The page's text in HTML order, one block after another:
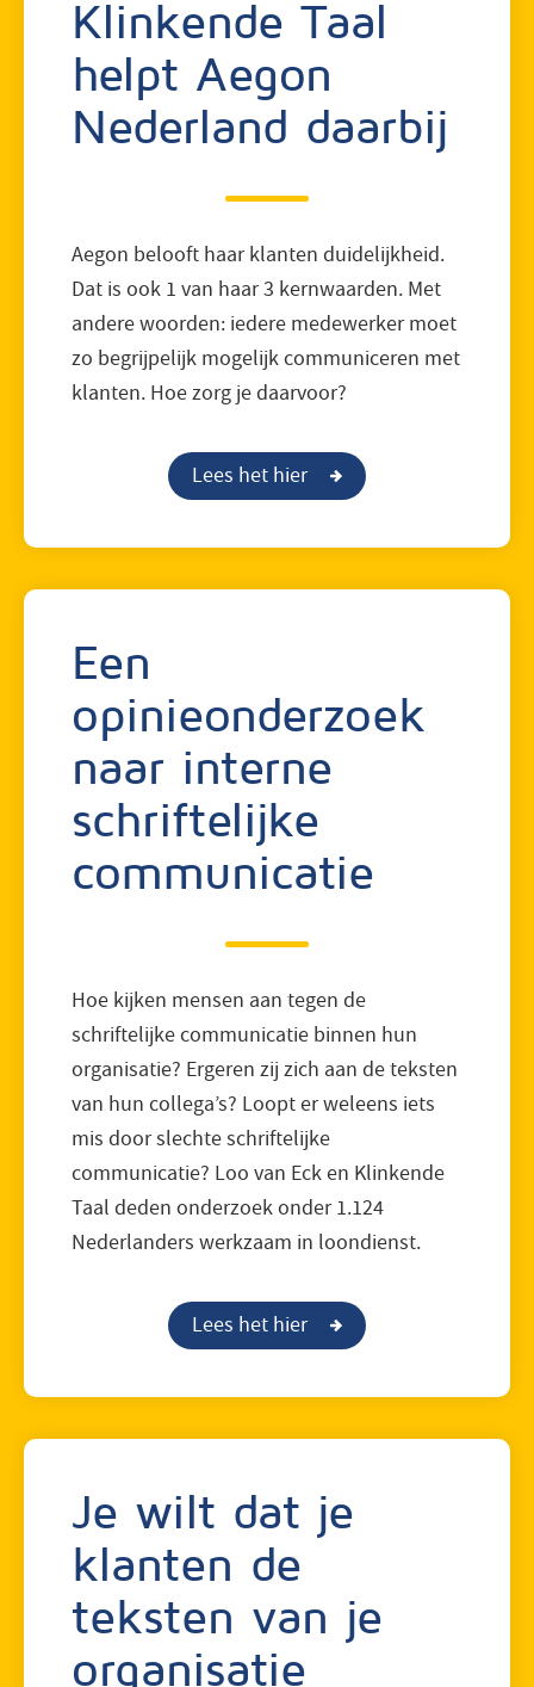
Klinkende Taal
helpt Aegon
Nederland daarbij
Aegon belooft haar klanten duidelijkheid.
Dat is ook 1 van haar 3 kernwaarden. Met
andere woorden: iedere medewerker moet
zo begrijpelijk mogelijk communiceren met
klanten. Hoe zorg je daarvoor?
Lees het hier
Een
opinieonderzoek
naar interne
schriftelijke
communicatie
Hoe kijken mensen aan tegen de
schriftelijke communicatie binnen hun
organisatie? Ergeren zij zich aan de teksten
van hun collega’s? Loopt er weleens iets
mis door slechte schriftelijke
communicatie? Loo van Eck en Klinkende
Taal deden onderzoek onder 1.124
Nederlanders werkzaam in loondienst.
Lees het hier
Je wilt dat je
klanten de
teksten van je
organisatie